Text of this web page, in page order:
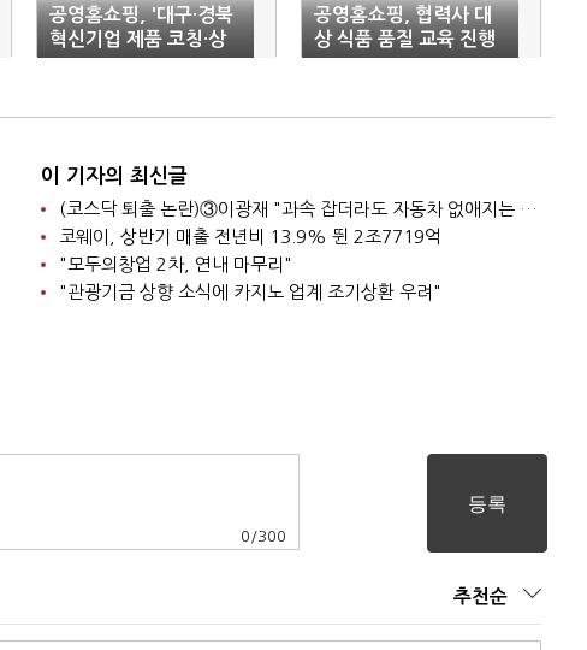
공영홈쇼핑, '대구·경북
혁신기업 제품 코칭·상
담회' 열어
공영홈쇼핑, 협력사 대
상 식품 품질 교육 진행
이 기자의 최신글
(코스닥 퇴출 논란)③이광재 "과속 잡더라도 자동차 없애지는 말아야"
코웨이, 상반기 매출 전년비 13.9% 뛴 2조7719억
"모두의창업 2차, 연내 마무리"
"관광기금 상향 소식에 카지노 업계 조기상환 우려"
0 /300
추천순